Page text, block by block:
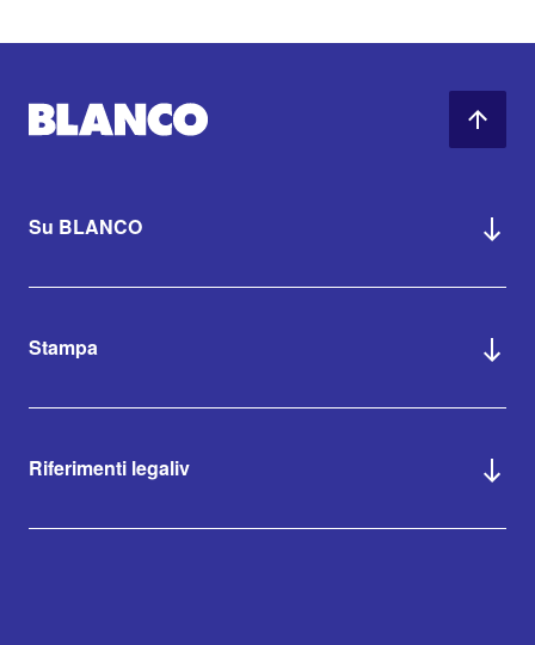
Su BLANCO
Stampa
Riferimenti legaliv